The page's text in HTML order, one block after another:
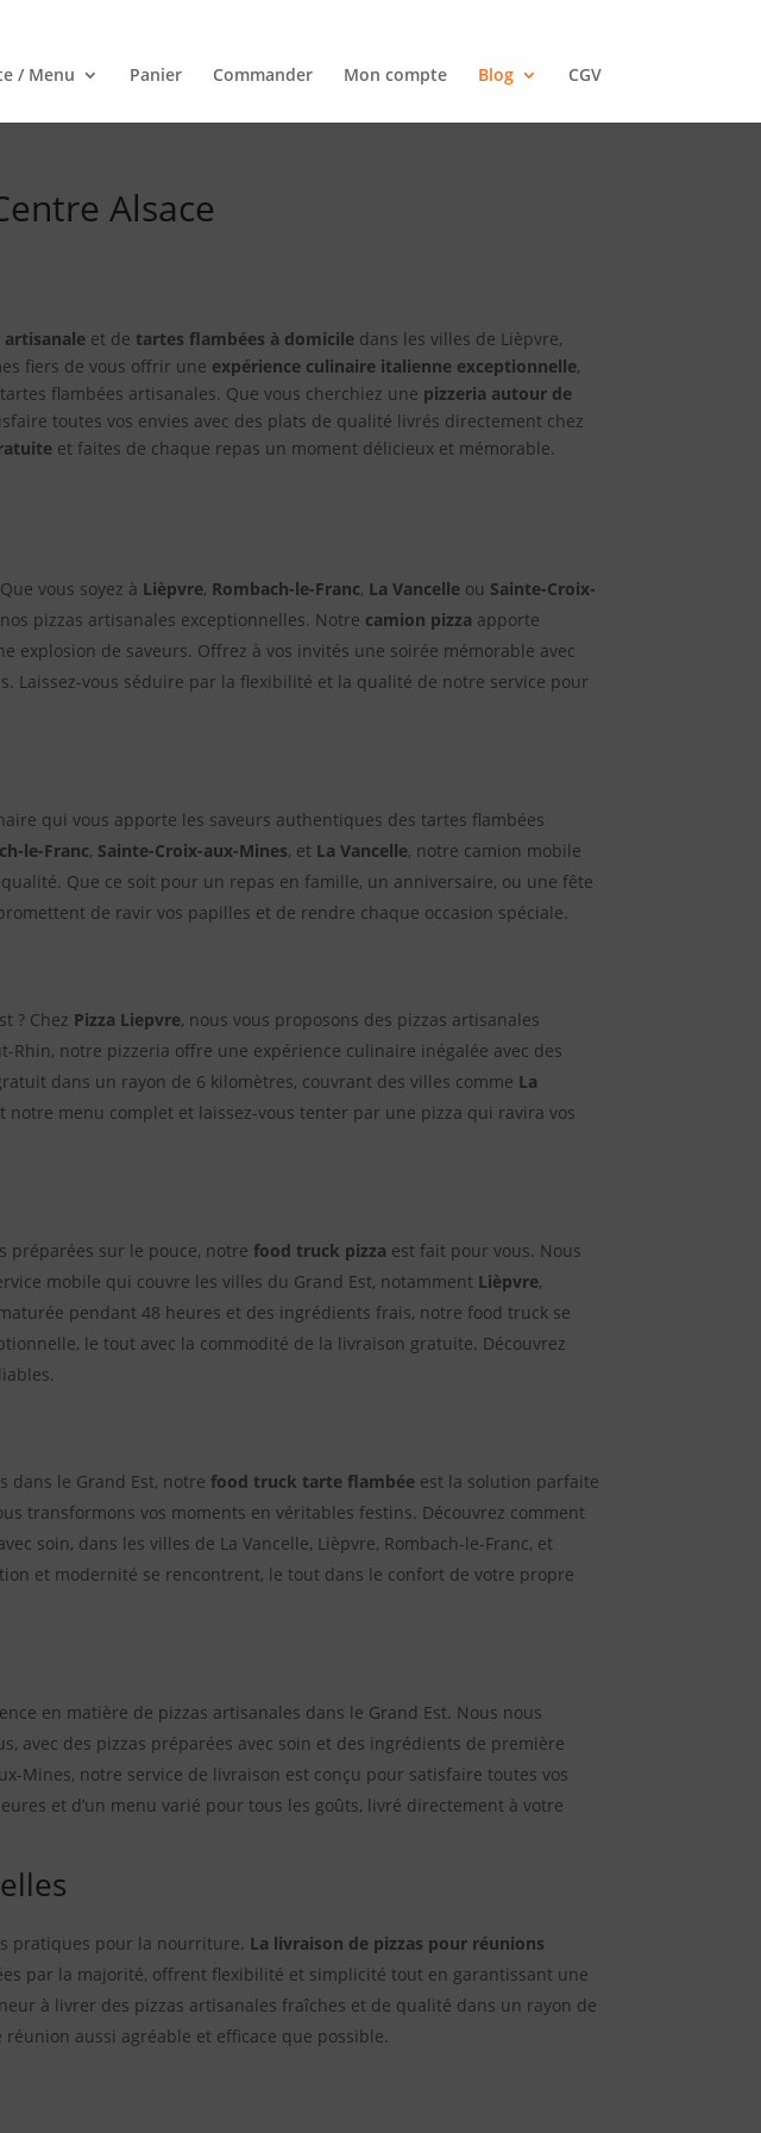
/ Menu Panier Commander Mon compte Blog CGV
Alsace
artisanale et de tartes flambées à domicile dans les villes de Lièpvre,
fiers de vous offrir une expérience culinaire italienne exceptionnelle,
flambées artisanales. Que vous cherchiez une pizzeria autour de
toutes vos envies avec des plats de qualité livrés directement chez
et faites de chaque repas un moment délicieux et mémorable.
vous soyez à Lièpvre, Rombach-le-Franc, La Vancelle ou Sainte-Croix-
pizzas artisanales exceptionnelles. Notre camion pizza apporte
de saveurs. Offrez à vos invités une soirée mémorable avec
Laissez-vous séduire par la flexibilité et la qualité de notre service pour
qui vous apporte les saveurs authentiques des tartes flambées
le-Franc, Sainte-Croix-aux-Mines, et La Vancelle, notre camion mobile
Que ce soit pour un repas en famille, un anniversaire, ou une fête
de ravir vos papilles et de rendre chaque occasion spéciale.
? Chez Pizza Liepvre, nous vous proposons des pizzas artisanales
Rhin, notre pizzeria offre une expérience culinaire inégalée avec des
dans un rayon de 6 kilomètres, couvrant des villes comme La
notre menu complet et laissez-vous tenter par une pizza qui ravira vos
préparées sur le pouce, notre food truck pizza est fait pour vous. Nous
mobile qui couvre les villes du Grand Est, notamment Lièpvre,
pendant 48 heures et des ingrédients frais, notre food truck se
le tout avec la commodité de la livraison gratuite. Découvrez
dans le Grand Est, notre food truck tarte flambée est la solution parfaite
transformons vos moments en véritables festins. Découvrez comment
soin, dans les villes de La Vancelle, Lièpvre, Rombach-le-Franc, et
et modernité se rencontrent, le tout dans le confort de votre propre
en matière de pizzas artisanales dans le Grand Est. Nous nous
avec des pizzas préparées avec soin et des ingrédients de première
Mines, notre service de livraison est conçu pour satisfaire toutes vos
et d’un menu varié pour tous les goûts, livré directement à votre
pratiques pour la nourriture. La livraison de pizzas pour réunions
par la majorité, offrent flexibilité et simplicité tout en garantissant une
à livrer des pizzas artisanales fraîches et de qualité dans un rayon de
aussi agréable et efficace que possible.